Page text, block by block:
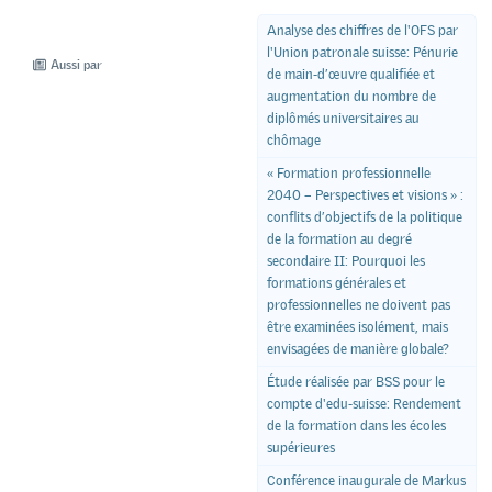
Aussi par
Analyse des chiffres de l'OFS par
l'Union patronale suisse: Pénurie
de main-d’œuvre qualifiée et
augmentation du nombre de
diplômés universitaires au
chômage
« Formation professionnelle
2040 – Perspectives et visions » :
conflits d’objectifs de la politique
de la formation au degré
secondaire II: Pourquoi les
formations générales et
professionnelles ne doivent pas
être examinées isolément, mais
envisagées de manière globale?
Étude réalisée par BSS pour le
compte d'edu-suisse: Rendement
de la formation dans les écoles
supérieures
Conférence inaugurale de Markus